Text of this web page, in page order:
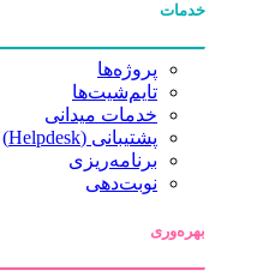
خدمات
پروژه‌ها
تایم‌شیت‌ها
خدمات میدانی
پشتیبانی (Helpdesk)
برنامه‌ریزی
نوبت‌دهی
بهره‌وری